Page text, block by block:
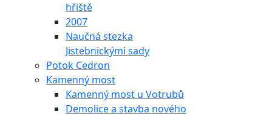
hřiště
2007
Naučná stezka
Jistebnickými sady
Potok Cedron
Kamenný most
Kamenný most u Votrubů
Demolice a stavba nového